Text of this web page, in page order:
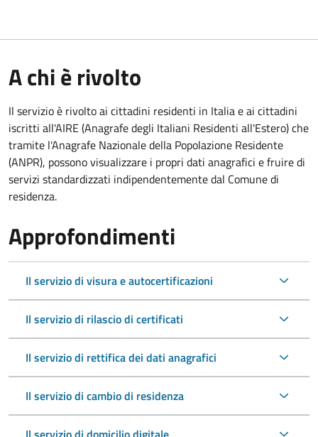
A chi è rivolto
Il servizio è rivolto ai cittadini residenti in Italia e ai cittadini
iscritti all'AIRE (Anagrafe degli Italiani Residenti all'Estero) che
tramite l'Anagrafe Nazionale della Popolazione Residente
(ANPR), possono visualizzare i propri dati anagrafici e fruire di
servizi standardizzati indipendentemente dal Comune di
residenza.
Approfondimenti
Il servizio di visura e autocertificazioni
Il servizio di rilascio di certificati
Il servizio di rettifica dei dati anagrafici
Il servizio di cambio di residenza